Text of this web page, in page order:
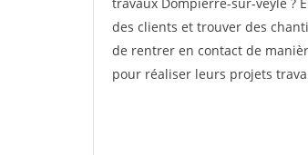
des clients et trouver des
de rentrer en contact de
pour réaliser leurs projets